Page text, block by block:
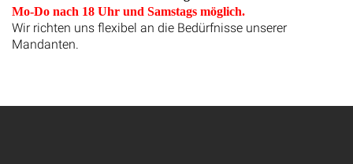
Mo-Do nach 18 Uhr und Samstags möglich.
Wir richten uns flexibel an die Bedürfnisse unserer
Mandanten.